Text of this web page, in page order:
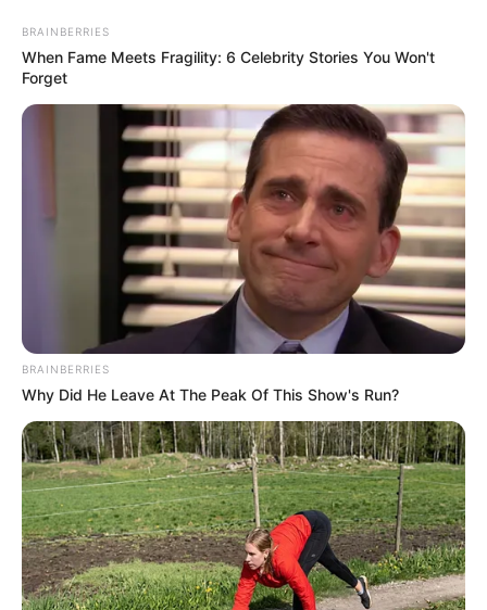
12 Lembrancinhas Para Festa de 15
BRAINBERRIES
When Fame Meets Fragility: 6 Celebrity Stories You Won't
Forget
BRAINBERRIES
Why Did He Leave At The Peak Of This Show's Run?